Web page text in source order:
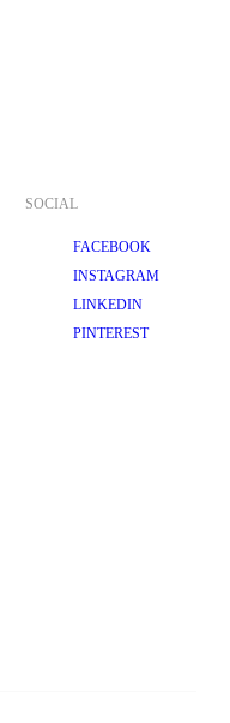
SOCIAL
FACEBOOK
INSTAGRAM
LINKEDIN
PINTEREST